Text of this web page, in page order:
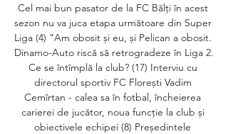
Cel mai bun pasator de la FC Bălți în acest
sezon nu va juca etapa următoare din Super
Liga (4) "Am obosit și eu, și Pelican a obosit.
Dinamo-Auto riscă să retrogradeze în Liga 2.
Ce se întîmplă la club? (17) Interviu cu
directorul sportiv FC Florești Vadim
Cemîrtan - calea sa în fotbal, încheierea
carierei de jucător, noua funcție la club și
obiectivele echipei (8) Președintele